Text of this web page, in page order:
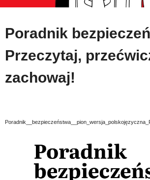
Poradnik
Przeczytaj,
zachowaj!